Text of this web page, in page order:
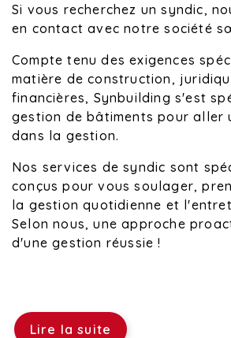
Si vous recherchez un syndic,
en contact avec notre société
Compte tenu des exigences
matière de construction,
financières, Synbuilding s'est
gestion de bâtiments pour aller
dans la gestion.
Nos services de syndic sont
conçus pour vous soulager,
la gestion quotidienne et
Selon nous, une approche
d'une gestion réussie !
Lire la suite